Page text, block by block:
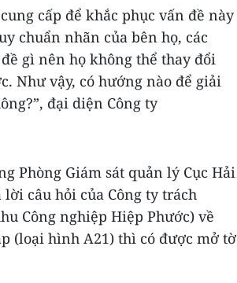
cấp để khắc phục vấn đề này
chuẩn nhãn của bên họ, các
gì nên họ không thể thay đổi
Như vậy, có hướng nào để giải
đại diện Công ty
Phòng Giám sát quản lý Cục Hải
câu hỏi của Công ty trách
Công nghiệp Hiệp Phước) về
(loại hình A21) thì có được mở tờ